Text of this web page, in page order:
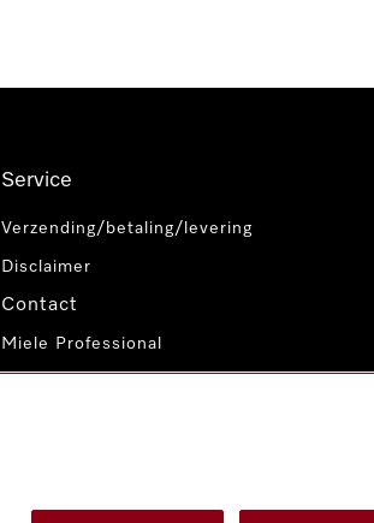
Service
Verzending/betaling/levering
Disclaimer
Contact
Miele Professional